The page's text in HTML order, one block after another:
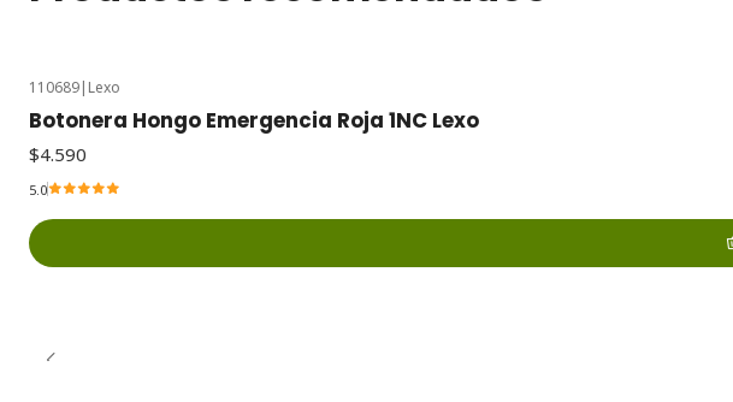
110689| Lexo
Botonera Hongo Emergencia Roja 1NC Lexo
$4.590
5.0